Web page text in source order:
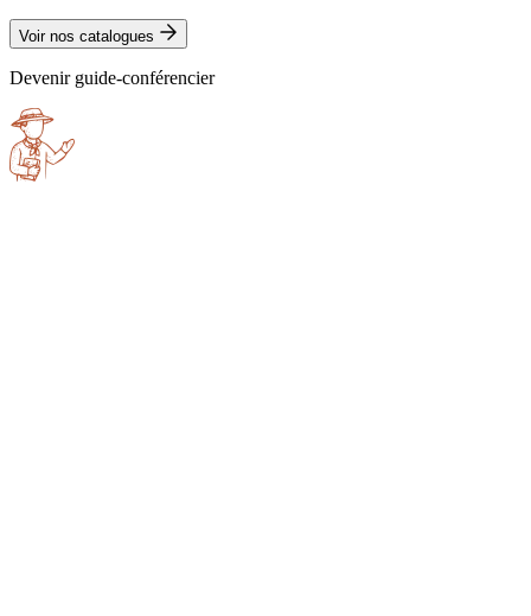
Voir nos catalogues
Devenir guide-conférencier